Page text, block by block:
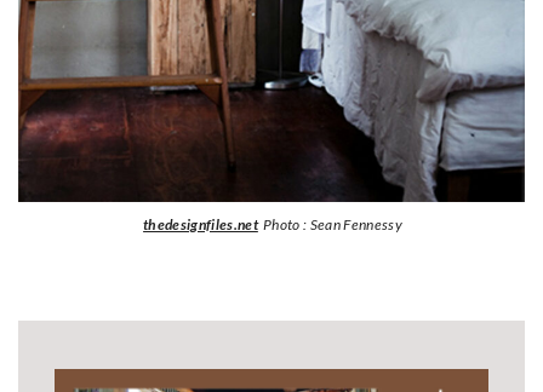
thedesignfiles.net Photo : Sean Fennessy